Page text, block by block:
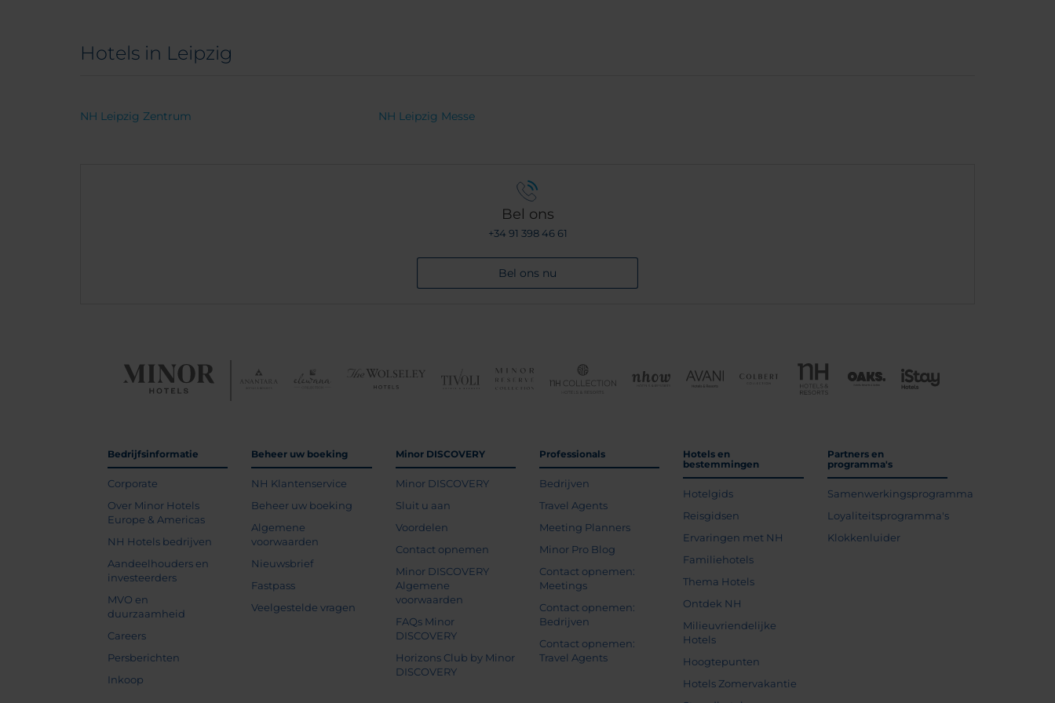
Hotels in Leipzig
NH Leipzig Zentrum NH Leipzig Messe
Bel ons
+34 91 398 46 61
Bel ons nu
Bedrijfsinformatie
Corporate
Over Minor Hotels
Europe & Americas
NH Hotels bedrijven
Aandeelhouders en
investeerders
MVO en
duurzaamheid
Careers
Persberichten
Inkoop
Beheer uw boeking
NH Klantenservice
Beheer uw boeking
Algemene
voorwaarden
Nieuwsbrief
Fastpass
Veelgestelde vragen
Minor DISCOVERY
Minor DISCOVERY
Sluit u aan
Voordelen
Contact opnemen
Minor DISCOVERY
Algemene
voorwaarden
FAQs Minor
DISCOVERY
Horizons Club by Minor
DISCOVERY
Professionals
Bedrijven
Travel Agents
Meeting Planners
Minor Pro Blog
Contact opnemen:
Meetings
Contact opnemen:
Bedrijven
Contact opnemen:
Travel Agents
Hotels en
bestemmingen
Hotelgids
Reisgidsen
Ervaringen met NH
Familiehotels
Thema Hotels
Ontdek NH
Milieuvriendelijke
Hotels
Hoogtepunten
Hotels Zomervakantie
Partners en
programma's
Samenwerkingsprogramma
Loyaliteitsprogramma's
Klokkenluider